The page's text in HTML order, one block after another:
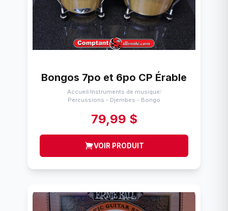
Bongos 7po et 6po CP Érable
Accueil/Instruments de musique/
Percussions - Djembes - Bongo
79,99 $
VOIR PRODUIT